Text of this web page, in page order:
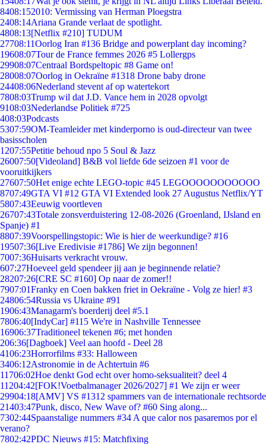
8408:152010: Vermissing van Herman Ploegstra
2408:14Ariana Grande verlaat de spotlight.
4808:13[Netflix #210] TUDUM
27708:11Oorlog Iran #136 Bridge and powerplant day incoming?
19608:07Tour de France femmes 2026 #5 Lollergps
29908:07Centraal Bordspeltopic #8 Game on!
28008:07Oorlog in Oekraïne #1318 Drone baby drone
24408:06Nederland stevent af op watertekort
7808:03Trump wil dat J.D. Vance hem in 2028 opvolgt
9108:03Nederlandse Politiek #725
408:03Podcasts
5307:59OM-Teamleider met kinderporno is oud-directeur van twee
basisscholen
1207:55Petitie behoud npo 5 Soul & Jazz
26007:50[Videoland] B&B vol liefde 6de seizoen #1 voor de
vooruitkijkers
27607:50Het enige echte LEGO-topic #45 LEGOOOOOOOOOOO
8707:49GTA VI #12 GTA VI Extended look 27 Augustus Netflix/YT
5807:43Eeuwig voortleven
26707:43Totale zonsverduistering 12-08-2026 (Groenland, IJsland en
Spanje) #1
8807:39Voorspellingstopic: Wie is hier de weerkundige? #16
19507:36[Live Eredivisie #1786] We zijn begonnen!
7007:36Huisarts verkracht vrouw.
607:27Hoeveel geld spendeer jij aan je beginnende relatie?
28207:26[CRE SC #160] Op naar de zomer!!
7907:01Franky en Coen bakken friet in Oekraïne - Volg ze hier! #3
24806:54Russia vs Ukraine #91
1906:43Managarm's boerderij deel #5.1
7806:40[IndyCar] #115 We're in Nashville Tennessee
16906:37Traditioneel tekenen #6; met honden
206:36[Dagboek] Veel aan hoofd - Deel 28
4106:23Horrorfilms #33: Halloween
3406:12Astronomie in de Achtertuin #6
11706:02Hoe denkt God echt over homo-seksualiteit? deel 4
11204:42[FOK!Voetbalmanager 2026/2027] #1 We zijn er weer
29904:18[AMV] VS #1312 spammers van de internationale rechtsorde
21403:47Punk, disco, New Wave of? #60 Sing along...
7302:44Spaanstalige nummers #34 A que calor nos pasaremos por el
verano?
7802:42PDC Nieuws #15: Matchfixing